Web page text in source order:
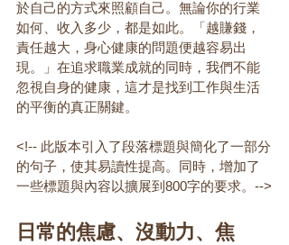
於自己的方式來照顧自己。無論你的行業
如何、收入多少，都是如此。「越賺錢，
責任越大，身心健康的問題便越容易出
現。」在追求職業成就的同時，我們不能
忽視自身的健康，這才是找到工作與生活
的平衡的真正關鍵。
<!-- 此版本引入了段落標題與簡化了一部分
的句子，使其易讀性提高。同時，增加了
一些標題與內容以擴展到800字的要求。-->
日常的焦慮、沒動力、焦